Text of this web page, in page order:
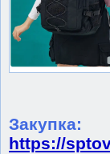
Закупка:
https://